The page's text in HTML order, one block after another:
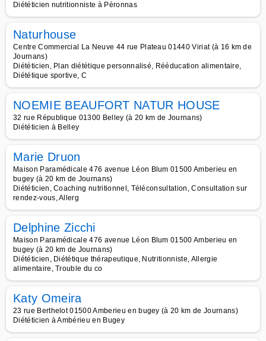
Diététicien nutritionniste à Péronnas
Naturhouse
Centre Commercial La Neuve 44 rue Plateau 01440 Viriat (à 16 km de
Journans)
Diététicien, Plan diététique personnalisé, Rééducation alimentaire,
Diététique sportive, C
NOEMIE BEAUFORT NATUR HOUSE
32 rue République 01300 Belley (à 20 km de Journans)
Diététicien à Belley
Marie Druon
Maison Paramédicale 476 avenue Léon Blum 01500 Amberieu en
bugey (à 20 km de Journans)
Diététicien, Coaching nutritionnel, Téléconsultation, Consultation sur
rendez-vous, Allerg
Delphine Zicchi
Maison Paramédicale 476 avenue Léon Blum 01500 Amberieu en
bugey (à 20 km de Journans)
Diététicien, Diététique thérapeutique, Nutritionniste, Allergie
alimentaire, Trouble du co
Katy Omeira
23 rue Berthelot 01500 Amberieu en bugey (à 20 km de Journans)
Diététicien à Ambérieu en Bugey